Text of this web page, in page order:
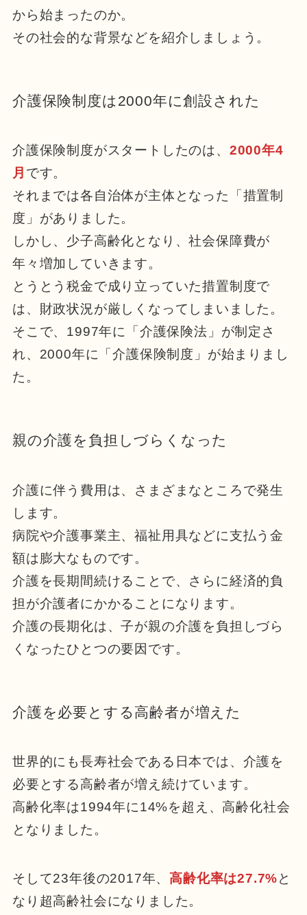
から始まったのか。
その社会的な背景などを紹介しましょう。
介護保険制度は2000年に創設された
介護保険制度がスタートしたのは、 2000年4
月 です。
それまでは各自治体が主体となった「措置制
度」がありました。
しかし、少子高齢化となり、社会保障費が
年々増加していきます。
とうとう税金で成り立っていた措置制度で
は、財政状況が厳しくなってしまいました。
そこで、1997年に「介護保険法」が制定さ
れ、2000年に「介護保険制度」が始まりまし
た。
親の介護を負担しづらくなった
介護に伴う費用は、さまざまなところで発生
します。
病院や介護事業主、福祉用具などに支払う金
額は膨大なものです。
介護を長期間続けることで、さらに経済的負
担が介護者にかかることになります。
介護の長期化は、子が親の介護を負担しづら
くなったひとつの要因です。
介護を必要とする高齢者が増えた
世界的にも長寿社会である日本では、介護を
必要とする高齢者が増え続けています。
高齢化率は1994年に14%を超え、高齢化社会
となりました。
そして23年後の2017年、高齢化率は27.7%と
なり超高齢社会になりました。